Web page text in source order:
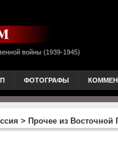
войны (1939-1945)
ФОТОГРАФЫ
> Прочее из Восточной